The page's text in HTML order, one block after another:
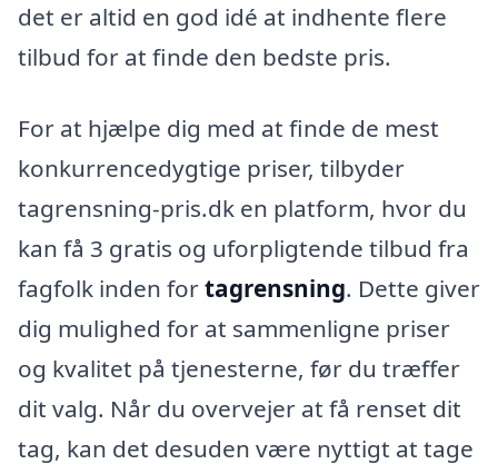
det er altid en god idé at indhente flere
tilbud for at finde den bedste pris.
For at hjælpe dig med at finde de mest
konkurrencedygtige priser, tilbyder
tagrensning-pris.dk en platform, hvor du
kan få 3 gratis og uforpligtende tilbud fra
fagfolk inden fortagrensning. Dette giver
dig mulighed for at sammenligne priser
og kvalitet på tjenesterne, før du træffer
dit valg. Når du overvejer at få renset dit
tag, kan det desuden være nyttigt at tage